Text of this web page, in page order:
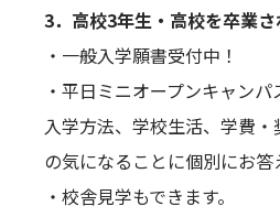
3．高校3年生・高校を卒業
・一般入学願書受付中！
・平日ミニオープンキャン
入学方法、学校生活、学費
の気になることに個別にお答
・校舎見学もできます。